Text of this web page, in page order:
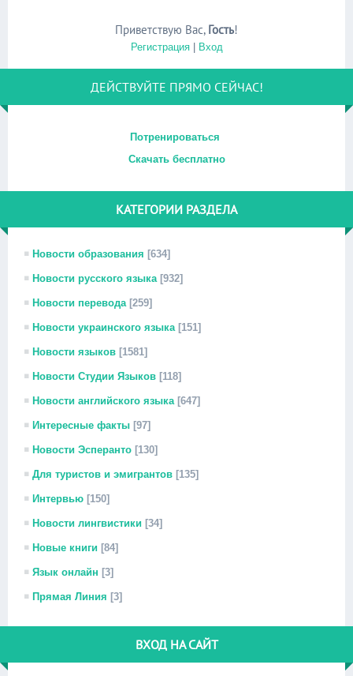
Приветствую Вас, Гость!
Регистрация| Вход
ДЕЙСТВУЙТЕ ПРЯМО СЕЙЧАС!
Потренироваться
Скачать бесплатно
КАТЕГОРИИ РАЗДЕЛА
Новости образования [634]
Новости русского языка [932]
Новости перевода [259]
Новости украинского языка [151]
Новости языков [1581]
Новости Студии Языков [118]
Новости английского языка [647]
Интересные факты [97]
Новости Эсперанто [130]
Для туристов и эмигрантов [135]
Интервью [150]
Новости лингвистики [34]
Новые книги [84]
Язык онлайн [3]
Прямая Линия [3]
ВХОД НА САЙТ